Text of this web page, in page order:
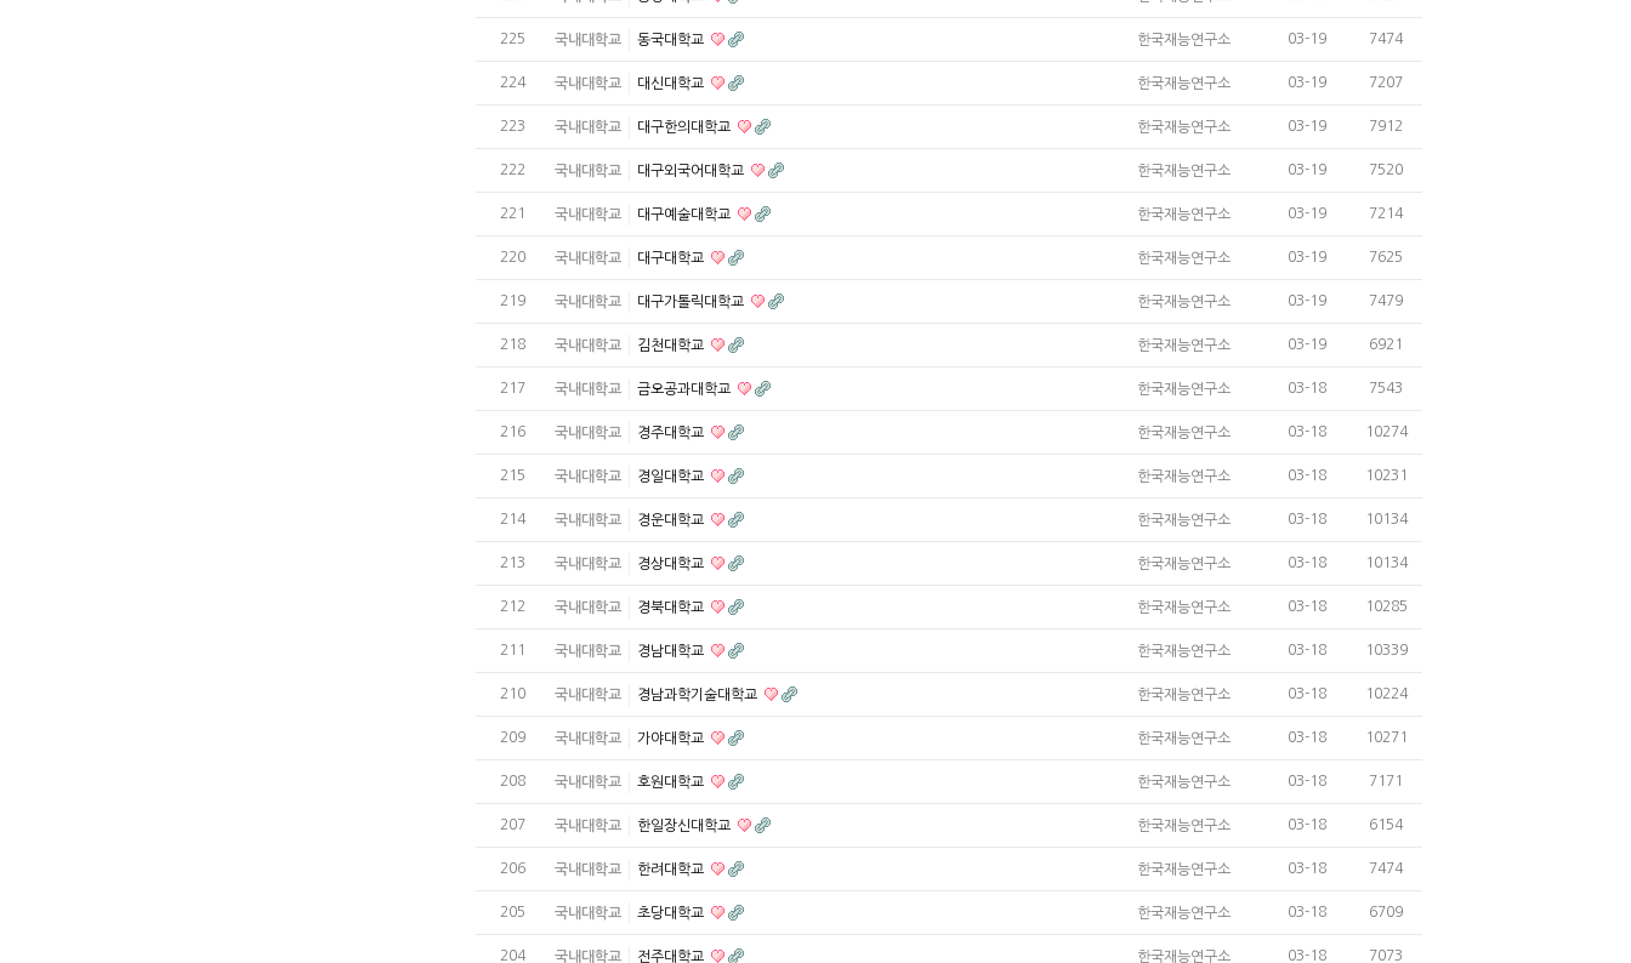
225 국내대학교 동국대학교 한국재능연구소 03-19 7474
224 국내대학교 대신대학교 한국재능연구소 03-19 7207
223 국내대학교 대구한의대학교 한국재능연구소 03-19 7912
222 국내대학교 대구외국어대학교 한국재능연구소 03-19 7520
221 국내대학교 대구예술대학교 한국재능연구소 03-19 7214
220 국내대학교 대구대학교 한국재능연구소 03-19 7625
219 국내대학교 대구가톨릭대학교 한국재능연구소 03-19 7479
218 국내대학교 김천대학교 한국재능연구소 03-19 6921
217 국내대학교 금오공과대학교 한국재능연구소 03-18 7543
216 국내대학교 경주대학교 한국재능연구소 03-18 10274
215 국내대학교 경일대학교 한국재능연구소 03-18 10231
214 국내대학교 경운대학교 한국재능연구소 03-18 10134
213 국내대학교 경상대학교 한국재능연구소 03-18 10134
212 국내대학교 경북대학교 한국재능연구소 03-18 10285
211 국내대학교 경남대학교 한국재능연구소 03-18 10339
210 국내대학교 경남과학기술대학교 한국재능연구소 03-18 10224
209 국내대학교 가야대학교 한국재능연구소 03-18 10271
208 국내대학교 호원대학교 한국재능연구소 03-18 7171
207 국내대학교 한일장신대학교 한국재능연구소 03-18 6154
206 국내대학교 한려대학교 한국재능연구소 03-18 7474
205 국내대학교 초당대학교 한국재능연구소 03-18 6709
204 국내대학교 전주대학교 한국재능연구소 03-18 7073